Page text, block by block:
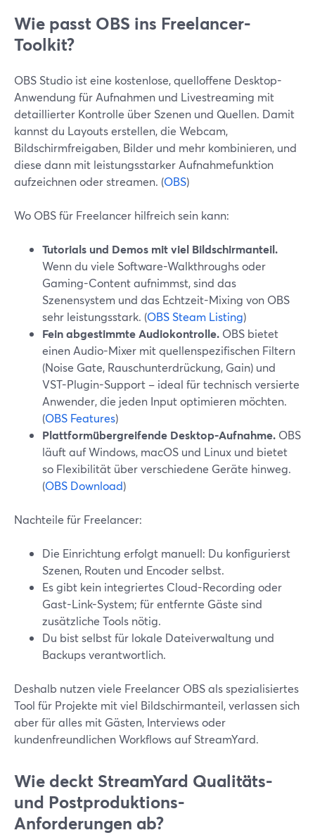
Wie passt OBS ins Freelancer-
Toolkit?
OBS Studio ist eine kostenlose, quelloffene Desktop-
Anwendung für Aufnahmen und Livestreaming mit
detaillierter Kontrolle über Szenen und Quellen. Damit
kannst du Layouts erstellen, die Webcam,
Bildschirmfreigaben, Bilder und mehr kombinieren, und
diese dann mit leistungsstarker Aufnahmefunktion
aufzeichnen oder streamen. (OBS)
Wo OBS für Freelancer hilfreich sein kann:
Tutorials und Demos mit viel Bildschirmanteil.
Wenn du viele Software-Walkthroughs oder
Gaming-Content aufnimmst, sind das
Szenensystem und das Echtzeit-Mixing von OBS
sehr leistungsstark. (OBS Steam Listing)
Fein abgestimmte Audiokontrolle. OBS bietet
einen Audio-Mixer mit quellenspezifischen Filtern
(Noise Gate, Rauschunterdrückung, Gain) und
VST-Plugin-Support – ideal für technisch versierte
Anwender, die jeden Input optimieren möchten.
(OBS Features)
Plattformübergreifende Desktop-Aufnahme. OBS
läuft auf Windows, macOS und Linux und bietet
so Flexibilität über verschiedene Geräte hinweg.
(OBS Download)
Nachteile für Freelancer:
Die Einrichtung erfolgt manuell: Du konfigurierst
Szenen, Routen und Encoder selbst.
Es gibt kein integriertes Cloud-Recording oder
Gast-Link-System; für entfernte Gäste sind
zusätzliche Tools nötig.
Du bist selbst für lokale Dateiverwaltung und
Backups verantwortlich.
Deshalb nutzen viele Freelancer OBS als spezialisiertes
Tool für Projekte mit viel Bildschirmanteil, verlassen sich
aber für alles mit Gästen, Interviews oder
kundenfreundlichen Workflows auf StreamYard.
Wie deckt StreamYard Qualitäts-
und Postproduktions-
Anforderungen ab?